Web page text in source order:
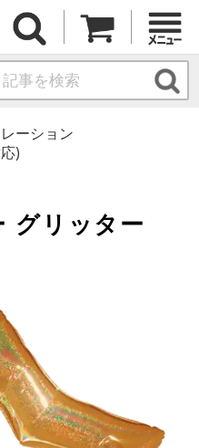
ーション
)
グリッター